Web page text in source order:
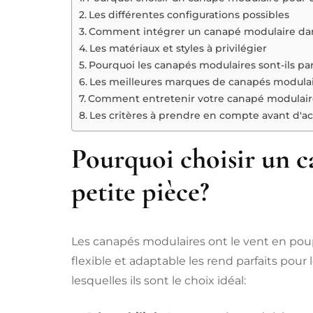
Les différentes configurations possibles
Comment intégrer un canapé modulaire
Les matériaux et styles à privilégier
Pourquoi les canapés modulaires sont-ils
Les meilleures marques de canapés
Comment entretenir votre canapé
Les critères à prendre en compte avant
Pourquoi choisir un
petite pièce?
Les canapés modulaires ont le vent en
flexible et adaptable les rend parfaits pour
lesquelles ils sont le choix idéal: